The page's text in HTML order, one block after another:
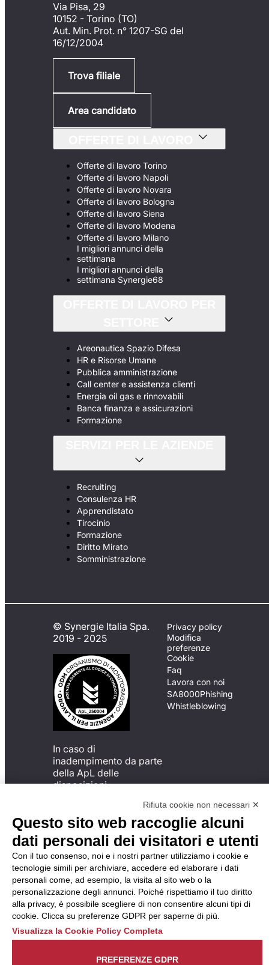
Via Pisa, 29
10152 - Torino (TO)
Aut. Min. Prot. n° 1207-SG del
16/12/2004
Trova filiale
Area candidato
Offerte di lavoro Torino
Offerte di lavoro Napoli
Offerte di lavoro Novara
Offerte di lavoro Bologna
Offerte di lavoro Siena
Offerte di lavoro Modena
Offerte di lavoro Milano
I migliori annunci della
settimana
I migliori annunci della
settimana Synergie68
Areonautica Spazio Difesa
HR e Risorse Umane
Pubblica amministrazione
Call center e assistenza clienti
Energia oil gas e rinnovabili
Banca finanza e assicurazioni
Formazione
Recruiting
Consulenza HR
Apprendistato
Tirocinio
Formazione
Diritto Mirato
Somministrazione
© Synergie Italia Spa.
2019 - 2025
In caso di
inadempimento da parte
della ApL delle
disposizioni
possibile presentare un
reclamo
all’Organismo di
Monitoraggio utilizzando
una delle modalità
descritte al seguente
indirizzo web
https://odm-
agenzielavoro.it/reclami/.
Privacy policy
Modifica
preferenze
Cookie
Faq
Lavora con noi
SA8000Phishing
Whistleblowing
Rifiuta cookie non necessari ✕
Questo sito web raccoglie alcuni
dati personali dei visitatori e utenti
Con il tuo consenso, noi e i nostri partner utilizziamo i cookie e
tecnologie simili per archiviare, accedere ed elaborare i dati
personali come, ad esempio, la visita al sito web o la
personalizzazione degli annunci. Poiché rispettiamo il tuo diritto
alla privacy, è possibile scegliere di non consentire alcuni tipi di
cookie. Clicca su preferenze GDPR per saperne di più.
Visualizza la Cookie Policy Completa
PREFERENZE GDPR